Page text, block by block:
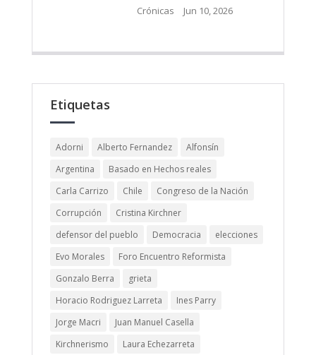
Crónicas Jun 10, 2026
Etiquetas
Adorni Alberto Fernandez
Alfonsín
Argentina
Basado en Hechos reales
Carla Carrizo
Chile
Congreso de la Nación
Corrupción
Cristina Kirchner
defensor del pueblo
Democracia
elecciones
Evo Morales
Foro Encuentro Reformista
Gonzalo Berra
grieta
Horacio Rodriguez Larreta
Ines Parry
Jorge Macri
Juan Manuel Casella
Kirchnerismo
Laura Echezarreta